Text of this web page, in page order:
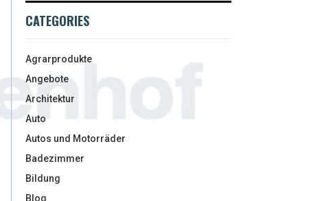
CATEGORIES
Agrarprodukte
Angebote
Architektur
Auto
Autos und Motorräder
Badezimmer
Bildung
Blog